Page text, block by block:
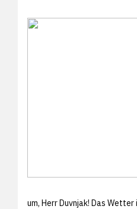
um, Herr Duvnjak! Das